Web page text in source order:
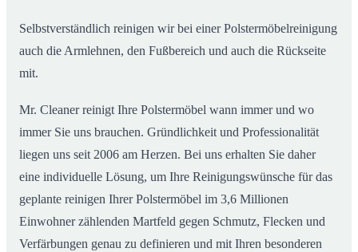
Selbstverständlich reinigen wir bei einer Polstermöbelreinigung
auch die Armlehnen, den Fußbereich und auch die Rückseite
mit.
Mr. Cleaner reinigt Ihre Polstermöbel wann immer und wo
immer Sie uns brauchen. Gründlichkeit und Professionalität
liegen uns seit 2006 am Herzen. Bei uns erhalten Sie daher
eine individuelle Lösung, um Ihre Reinigungswünsche für das
geplante reinigen Ihrer Polstermöbel im 3,6 Millionen
Einwohner zählenden Martfeld gegen Schmutz, Flecken und
Verfärbungen genau zu definieren und mit Ihren besonderen